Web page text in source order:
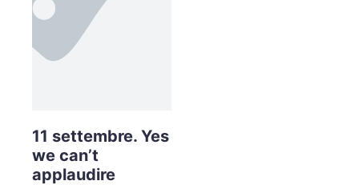
11 settembre. Yes
we can’t
applaudire